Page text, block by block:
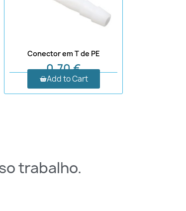
Conector em T de PE
0,70 €
Add to Cart
trabalho.